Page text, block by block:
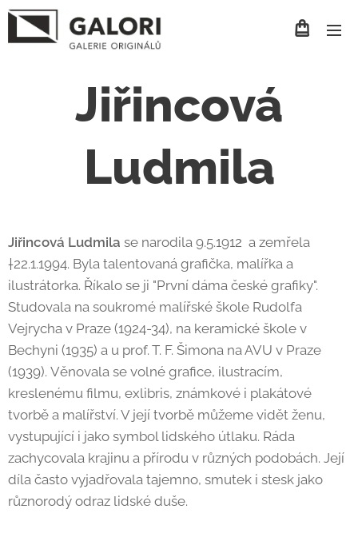
Jiřincová
Ludmila
Jiřincová Ludmila se narodila 9.5.1912 a zemřela
†22.1.1994. Byla talentovaná grafička, malířka a
ilustrátorka. Říkalo se ji "První dáma české grafiky".
Studovala na soukromé malířské škole Rudolfa
Vejrycha v Praze (1924-34), na keramické škole v
Bechyni (1935) a u prof. T. F. Šimona na AVU v Praze
(1939). Věnovala se volné grafice, ilustracím,
kreslenému filmu, exlibris, známkové i plakátové
tvorbě a malířství. V její tvorbě můžeme vidět ženu,
vystupující i jako symbol lidského útlaku. Ráda
zachycovala krajinu a přírodu v různých podobách. Její
díla často vyjadřovala tajemno, smutek i stesk jako
různorodý odraz lidské duše.